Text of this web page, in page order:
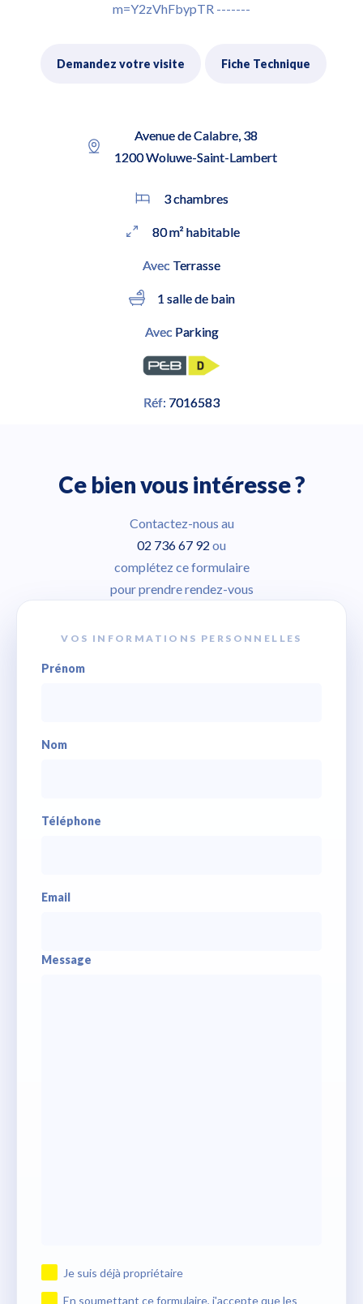
m=Y2zVhFbypTR -------
Demandez votre visite Fiche Technique
Avenue de Calabre, 38
1200 Woluwe-Saint-Lambert
3 chambres
80 m² habitable
Avec Terrasse
1 salle de bain
AvecParking
Réf: 7016583
Ce bien vous intéresse ?
Contactez-nous au
02 736 67 92 ou
complétez ce formulaire
pour prendre rendez-vous
VOS INFORMATIONS PERSONNELLES
Prénom
Nom
Téléphone
Email
Message
Je suis déjà propriétaire
En soumettant ce formulaire, j'accepte que les